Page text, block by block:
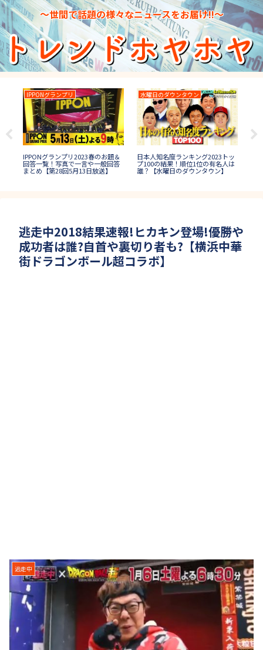
～世間で話題の様々なニュースをお届け!!～
IPPONグランプリ
IPPONグランプリ2023春のお題＆
回答一覧！写真で一言や一般回答
まとめ【第28回5月13日放送】
水曜日のダウンタウン
日本人知名度ランキング2023トッ
プ100の結果！順位1位の有名人は
誰？【水曜日のダウンタウン】
逃走中2018結果速報!ヒカキン登場!優勝や
成功者は誰?自首や裏切り者も?【横浜中華
街ドラゴンボール超コラボ】
逃走中